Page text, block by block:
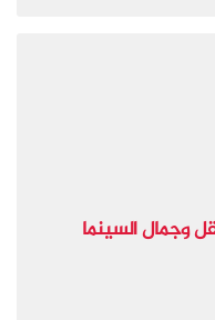
وجمال السينما